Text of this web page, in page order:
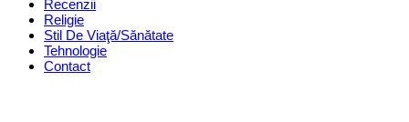
Recenzii
Religie
Stil De Viaţă/Sănătate
Tehnologie
Contact